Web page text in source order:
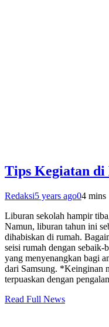
Tips Kegiatan di
Redaksi5 years ago04 mins
Liburan sekolah hampir
Namun, liburan tahun ini
dihabiskan di rumah.
seisi rumah dengan
yang menyenangkan bagi
dari Samsung. *Keinginan
terpuaskan dengan
Read Full News